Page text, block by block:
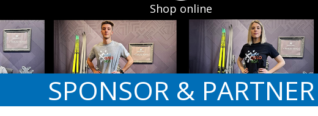
Shop online
SPONSOR & PARTNER